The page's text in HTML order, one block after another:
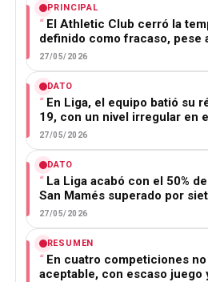
PRINCIPAL
El Athletic Club cerró la
definido como fracaso, pese
27/05/2026
DATO
En Liga, el equipo batió su
19, con un nivel irregular en
27/05/2026
DATO
La Liga acabó con el 50%
San Mamés superado por
27/05/2026
RESUMEN
En cuatro competiciones
aceptable, con escaso juego